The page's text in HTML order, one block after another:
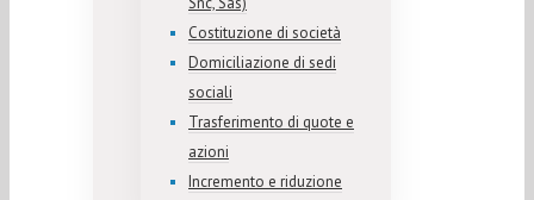
Costituzione di società
Domiciliazione di sedi
sociali
Trasferimento di quote e
azioni
Incremento e riduzione